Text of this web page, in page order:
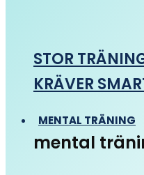
STOR
KRÄVER
MENTAL TRÄNING
mental